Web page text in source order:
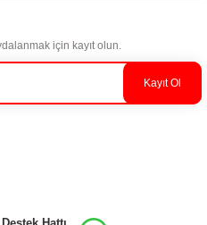
için kayıt olun.
Kayıt Ol